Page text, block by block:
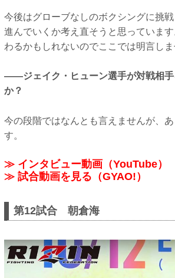
今後はグローブなしのボクシングに挑
進んでいくか考え直そうと思っていま
わるかもしれないのでここでは明言しま
——ジェイク・ヒューン選手が対戦相手
か？
今の段階ではなんとも言えませんが、
す。
≫ インタビュー動画（YouTube）
≫ 試合動画を見る（GYAO!）
第12試合 朝倉海